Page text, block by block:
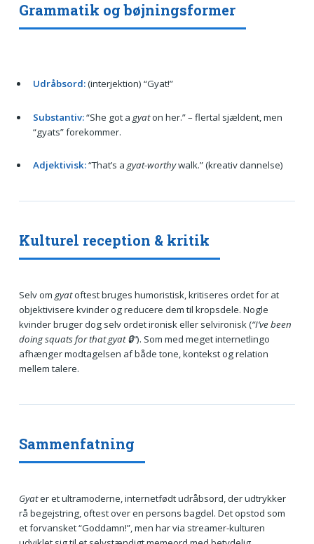
Grammatik og bøjningsformer
Udråbsord:(interjektion) “Gyat!”
Substantiv:“She got a gyaton her.” – flertal sjældent, men
“gyats” forekommer.
Adjektivisk:“That’s a gyat-worthywalk.” (kreativ dannelse)
Kulturel reception & kritik
Selv om gyatoftest bruges humoristisk, kritiseres ordet for at
objektivisere kvinder og reducere dem til kropsdele. Nogle
kvinder bruger dog selv ordet ironisk eller selvironisk (“I’ve been
doing squats for that gyat 🔒”). Som med meget internetlingo
afhænger modtagelsen af både tone, kontekst og relation
mellem talere.
Sammenfatning
Gyater et ultramoderne, internetfødt udråbsord, der udtrykker
rå begejstring, oftest over en persons bagdel. Det opstod som
et forvansket “Goddamn!”, men har via streamer-kulturen